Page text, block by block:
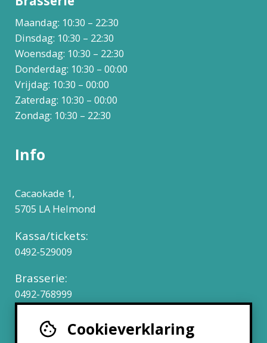
Cookieverklaring
Maandag: 10:30 – 22:30
Dinsdag: 10:30 – 22:30
Woensdag: 10:30 – 22:30
Donderdag: 10:30 – 00:00
Vrijdag: 10:30 – 00:00
Zaterdag: 10:30 – 00:00
Zondag: 10:30 – 22:30
Info
Cacaokade 1,
5705 LA Helmond
Kassa/tickets:
0492-529009
Brasserie:
0492-768999
Werken bij